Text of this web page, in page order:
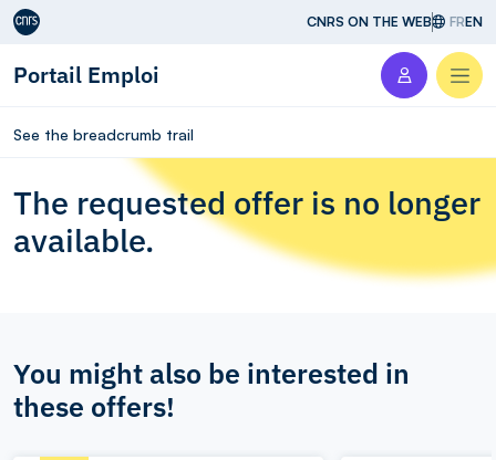
Aller au contenu CNRS ON THE WEB FREN
Portail Emploi
See the breadcrumb trail
The requested offer is no longer
available.
You might also be interested in
these offers!